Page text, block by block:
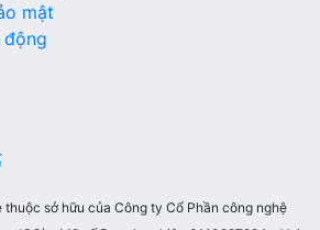
mật
động
sở hữu của Công ty Cổ Phần công nghệ